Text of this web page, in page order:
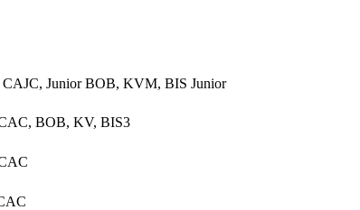
CAJC, Junior BOB, KVM, BIS Junior
BOB, KV, BIS3